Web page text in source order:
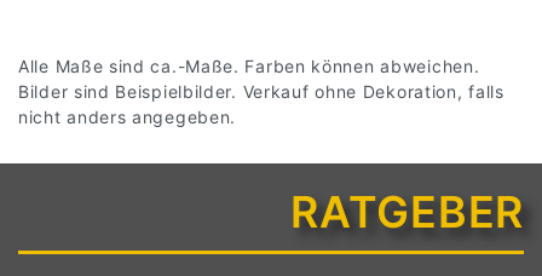
Alle Maße sind ca.-Maße. Farben können abweichen.
Bilder sind Beispielbilder. Verkauf ohne Dekoration, falls
nicht anders angegeben.
RATGEBER